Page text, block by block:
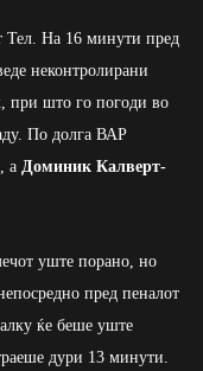
Тел. На 16 минути пред
неконтролирани
при што го погоди во
По долга ВАР
а Доминик Калверт-
уште порано, но
пред пеналот
ќе беше уште
дури 13 минути.